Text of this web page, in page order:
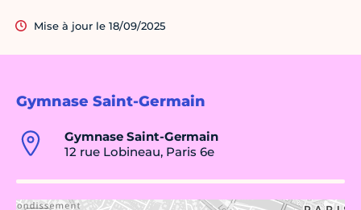
Gymnase Saint-Germain
Gymnase Saint-Germain
12 rue Lobineau, Paris 6e
Mise à jour le 18/09/2025